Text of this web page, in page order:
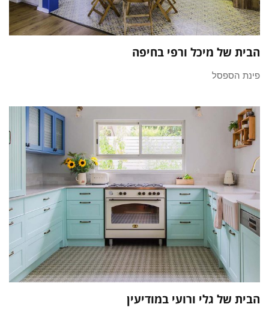
הבית של מיכל ורפי בחיפה
פינת הספסל
הבית של גלי ורועי במודיעין